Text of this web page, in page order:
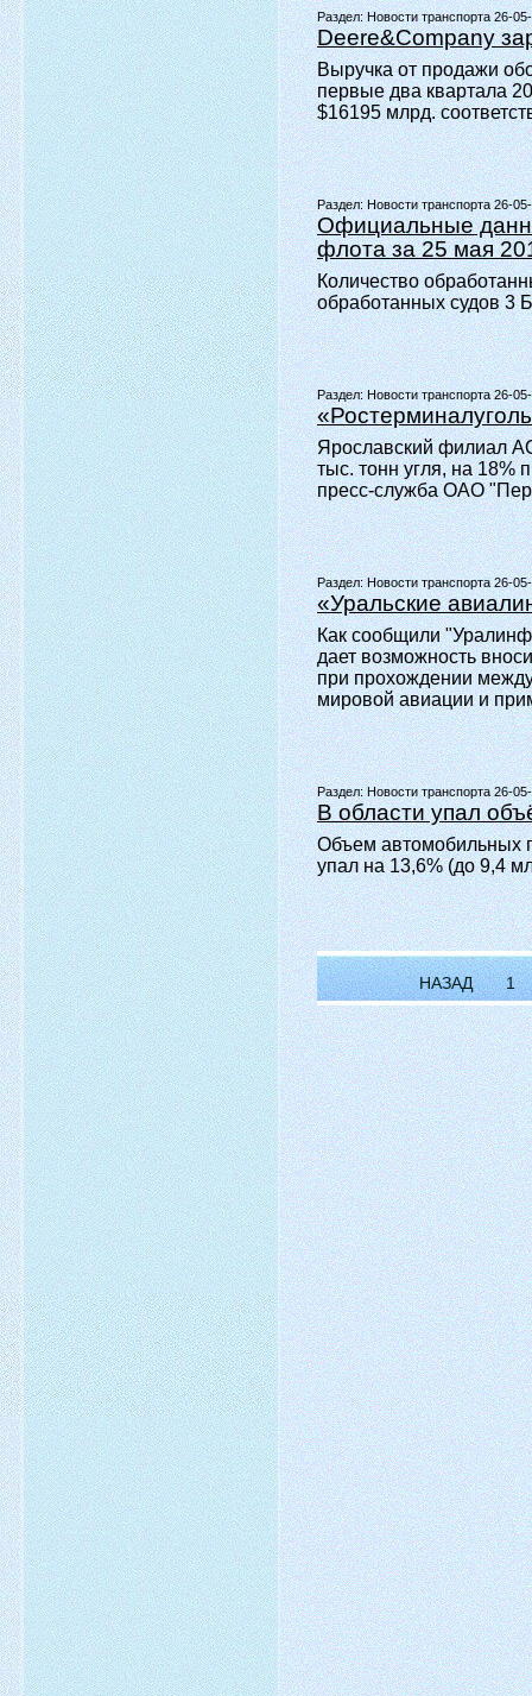
Раздел:Новости транспорта 26-
Deere&Company
Выручка от продажи
первые два квартала
$16195 млрд.
Раздел:Новости транспорта 26-
Официальные
флота за 25 мая
Количество
обработанных судов 3
Раздел:Новости транспорта 26-
Ярославский филиал
тыс. тонн угля, на 18%
пресс-служба ОАО
Раздел:Новости транспорта 26-
«Уральские
Как сообщили
дает возможность
при прохождении
мировой авиации и
Раздел:Новости транспорта 26-
В области упал
Объем автомобильных
упал на 13,6% (до 9,4
НАЗАД 1